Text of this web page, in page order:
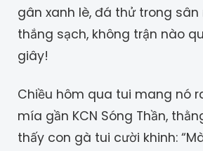
gân xanh lè, đá thử trong sân
thắng sạch, không trận nào
giây!
Chiều hôm qua tui mang nó
mía gần KCN Sóng Thần,
thấy con gà tui cười khinh: